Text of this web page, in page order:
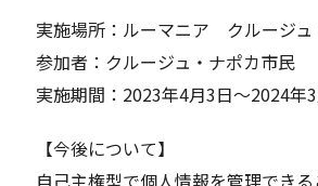
実施場所：ルーマニア クルージュ
参加者：クルージュ・ナポカ市民
実施期間：2023年4月3日～2024年
【今後について】
自己主権型で個人情報を管理でき